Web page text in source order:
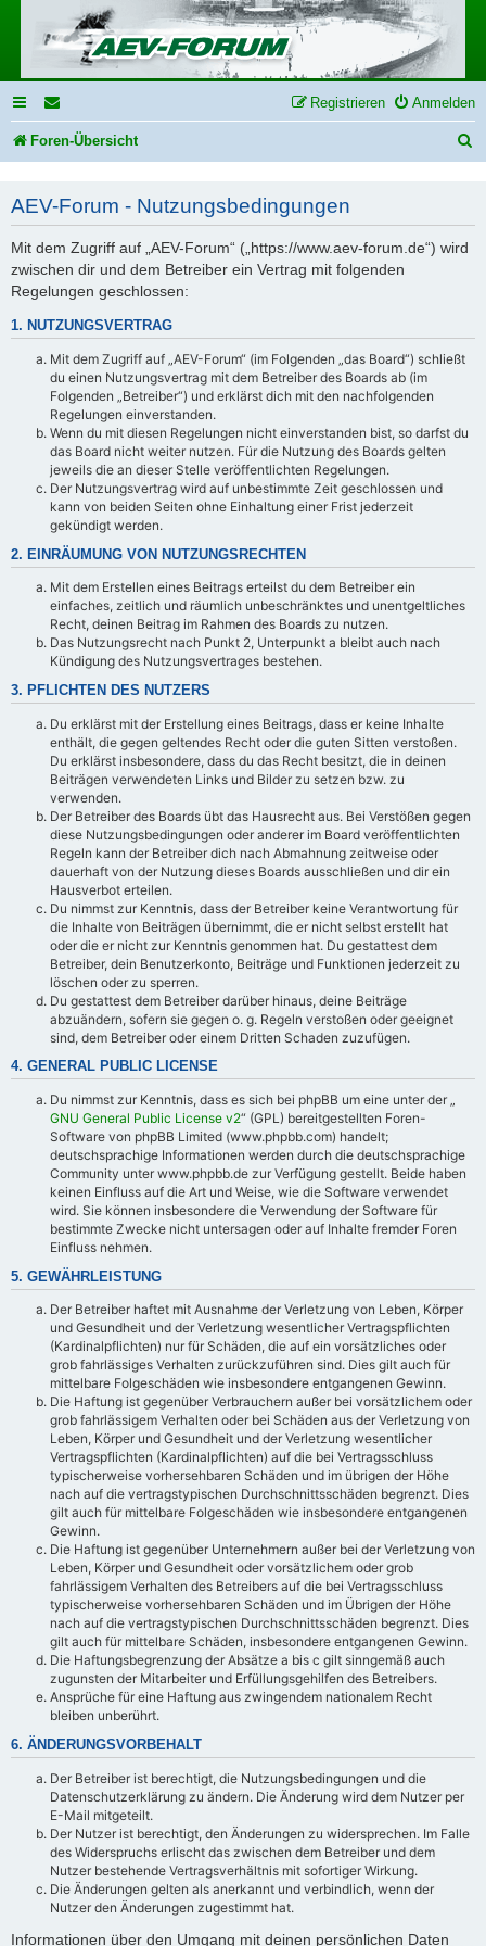
Anmelden
Registrieren
Foren-Übersicht
AEV-Forum - Nutzungsbedingungen
Mit dem Zugriff auf „AEV-Forum“ („https://www.aev-forum.de“) wird
zwischen dir und dem Betreiber ein Vertrag mit folgenden
Regelungen geschlossen:
1. NUTZUNGSVERTRAG
Mit dem Zugriff auf „AEV-Forum“ (im Folgenden „das Board“) schließt
du einen Nutzungsvertrag mit dem Betreiber des Boards ab (im
Folgenden „Betreiber“) und erklärst dich mit den nachfolgenden
Regelungen einverstanden.
Wenn du mit diesen Regelungen nicht einverstanden bist, so darfst du
das Board nicht weiter nutzen. Für die Nutzung des Boards gelten
jeweils die an dieser Stelle veröffentlichten Regelungen.
Der Nutzungsvertrag wird auf unbestimmte Zeit geschlossen und
kann von beiden Seiten ohne Einhaltung einer Frist jederzeit
gekündigt werden.
2. EINRÄUMUNG VON NUTZUNGSRECHTEN
Mit dem Erstellen eines Beitrags erteilst du dem Betreiber ein
einfaches, zeitlich und räumlich unbeschränktes und unentgeltliches
Recht, deinen Beitrag im Rahmen des Boards zu nutzen.
Das Nutzungsrecht nach Punkt 2, Unterpunkt a bleibt auch nach
Kündigung des Nutzungsvertrages bestehen.
3. PFLICHTEN DES NUTZERS
Du erklärst mit der Erstellung eines Beitrags, dass er keine Inhalte
enthält, die gegen geltendes Recht oder die guten Sitten verstoßen.
Du erklärst insbesondere, dass du das Recht besitzt, die in deinen
Beiträgen verwendeten Links und Bilder zu setzen bzw. zu
verwenden.
Der Betreiber des Boards übt das Hausrecht aus. Bei Verstößen gegen
diese Nutzungsbedingungen oder anderer im Board veröffentlichten
Regeln kann der Betreiber dich nach Abmahnung zeitweise oder
dauerhaft von der Nutzung dieses Boards ausschließen und dir ein
Hausverbot erteilen.
Du nimmst zur Kenntnis, dass der Betreiber keine Verantwortung für
die Inhalte von Beiträgen übernimmt, die er nicht selbst erstellt hat
oder die er nicht zur Kenntnis genommen hat. Du gestattest dem
Betreiber, dein Benutzerkonto, Beiträge und Funktionen jederzeit zu
löschen oder zu sperren.
Du gestattest dem Betreiber darüber hinaus, deine Beiträge
abzuändern, sofern sie gegen o. g. Regeln verstoßen oder geeignet
sind, dem Betreiber oder einem Dritten Schaden zuzufügen.
4. GENERAL PUBLIC LICENSE
Du nimmst zur Kenntnis, dass es sich bei phpBB um eine unter der „
GNU General Public License v2“ (GPL) bereitgestellten Foren-
Software von phpBB Limited (www.phpbb.com) handelt;
deutschsprachige Informationen werden durch die deutschsprachige
Community unter www.phpbb.de zur Verfügung gestellt. Beide haben
keinen Einfluss auf die Art und Weise, wie die Software verwendet
wird. Sie können insbesondere die Verwendung der Software für
bestimmte Zwecke nicht untersagen oder auf Inhalte fremder Foren
Einfluss nehmen.
5. GEWÄHRLEISTUNG
Der Betreiber haftet mit Ausnahme der Verletzung von Leben, Körper
und Gesundheit und der Verletzung wesentlicher Vertragspflichten
(Kardinalpflichten) nur für Schäden, die auf ein vorsätzliches oder
grob fahrlässiges Verhalten zurückzuführen sind. Dies gilt auch für
mittelbare Folgeschäden wie insbesondere entgangenen Gewinn.
Die Haftung ist gegenüber Verbrauchern außer bei vorsätzlichem oder
grob fahrlässigem Verhalten oder bei Schäden aus der Verletzung von
Leben, Körper und Gesundheit und der Verletzung wesentlicher
Vertragspflichten (Kardinalpflichten) auf die bei Vertragsschluss
typischerweise vorhersehbaren Schäden und im übrigen der Höhe
nach auf die vertragstypischen Durchschnittsschäden begrenzt. Dies
gilt auch für mittelbare Folgeschäden wie insbesondere entgangenen
Gewinn.
Die Haftung ist gegenüber Unternehmern außer bei der Verletzung von
Leben, Körper und Gesundheit oder vorsätzlichem oder grob
fahrlässigem Verhalten des Betreibers auf die bei Vertragsschluss
typischerweise vorhersehbaren Schäden und im Übrigen der Höhe
nach auf die vertragstypischen Durchschnittsschäden begrenzt. Dies
gilt auch für mittelbare Schäden, insbesondere entgangenen Gewinn.
Die Haftungsbegrenzung der Absätze a bis c gilt sinngemäß auch
zugunsten der Mitarbeiter und Erfüllungsgehilfen des Betreibers.
Ansprüche für eine Haftung aus zwingendem nationalem Recht
bleiben unberührt.
6. ÄNDERUNGSVORBEHALT
Der Betreiber ist berechtigt, die Nutzungsbedingungen und die
Datenschutzerklärung zu ändern. Die Änderung wird dem Nutzer per
E-Mail mitgeteilt.
Der Nutzer ist berechtigt, den Änderungen zu widersprechen. Im Falle
des Widerspruchs erlischt das zwischen dem Betreiber und dem
Nutzer bestehende Vertragsverhältnis mit sofortiger Wirkung.
Die Änderungen gelten als anerkannt und verbindlich, wenn der
Nutzer den Änderungen zugestimmt hat.
Informationen über den Umgang mit deinen persönlichen Daten